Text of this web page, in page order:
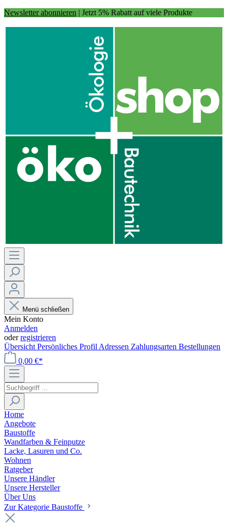
Newsletter abonnieren | Jetzt 5% Rabatt auf viele Produkte
Menü schließen
Mein Konto
Anmelden
oderregistrieren
Übersicht Persönliches Profil Adressen Zahlungsarten Bestellungen
0,00 €*
Home
Angebote
Baustoffe
Wandfarben & Feinputze
Lacke, Lasuren und Co.
Wohnen
Ratgeber
Unsere Händler
Unsere Hersteller
Über Uns
Zur Kategorie Baustoffe